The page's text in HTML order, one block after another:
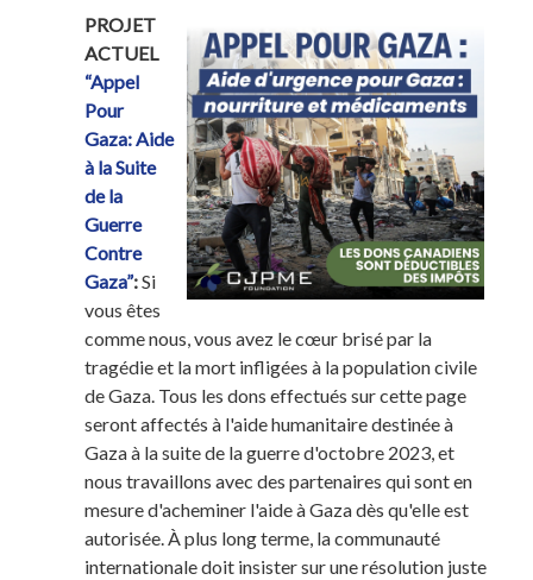
PROJET
ACTUEL
“Appel
Pour
Gaza: Aide
à la Suite
de la
Guerre
Contre
Gaza”:Si
vous êtes
comme nous, vous avez le cœur brisé par la
tragédie et la mort infligées à la population civile
de Gaza. Tous les dons effectués sur cette page
seront affectés à l'aide humanitaire destinée à
Gaza à la suite de la guerre d'octobre 2023, et
nous travaillons avec des partenaires qui sont en
mesure d'acheminer l'aide à Gaza dès qu'elle est
autorisée. À plus long terme, la communauté
internationale doit insister sur une résolution juste